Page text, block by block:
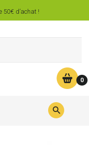
50€ d’achat !
0
